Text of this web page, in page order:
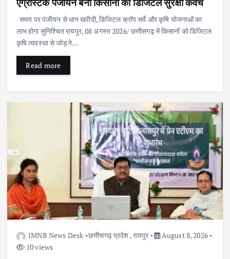
समय पर पंजीयन से धान खरीदी, डिजिटल क्रॉप सर्वे और कृषि योजनाओं का
लाभ होगा सुनिश्चित रायपुर, 08 अगस्त 2026/ छत्तीसगढ़ में किसानों को डिजिटल
कृषि व्यवस्था से जोड़ने…
Read more
IMNB News Desk छत्तीसगढ़ प्रदेश ,रायपुर
August 8, 2026
10 views